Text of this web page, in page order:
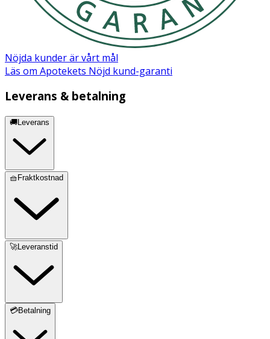
Nöjda kunder är vårt mål
Läs om Apotekets Nöjd kund-garanti
Leverans & betalning
🚚Leverans
🧺Fraktkostnad
🚀Leveranstid
💳Betalning